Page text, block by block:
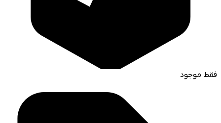
فقط موجود